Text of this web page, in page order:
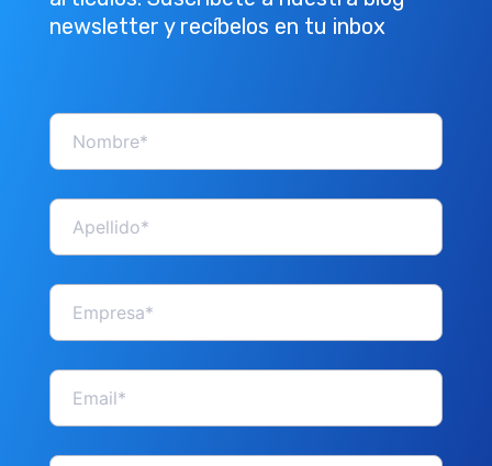
newsletter y recíbelos en tu inbox